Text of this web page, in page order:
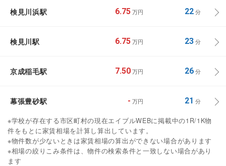
検見川浜駅 6.75 万円 22分
検見川駅 6.75 万円 23分
京成稲毛駅 7.50 万円 26分
幕張豊砂駅 - 万円 21 分
※学校が存在する市区町村の現在エイブルWEBに掲載中の1R/1K物
件をもとに家賃相場を計算し算出しています。
※物件数が少ないときは家賃相場の算出ができない場合があります
※相場の絞りこみ条件は、物件の検索条件と一致しない場合があり
ます